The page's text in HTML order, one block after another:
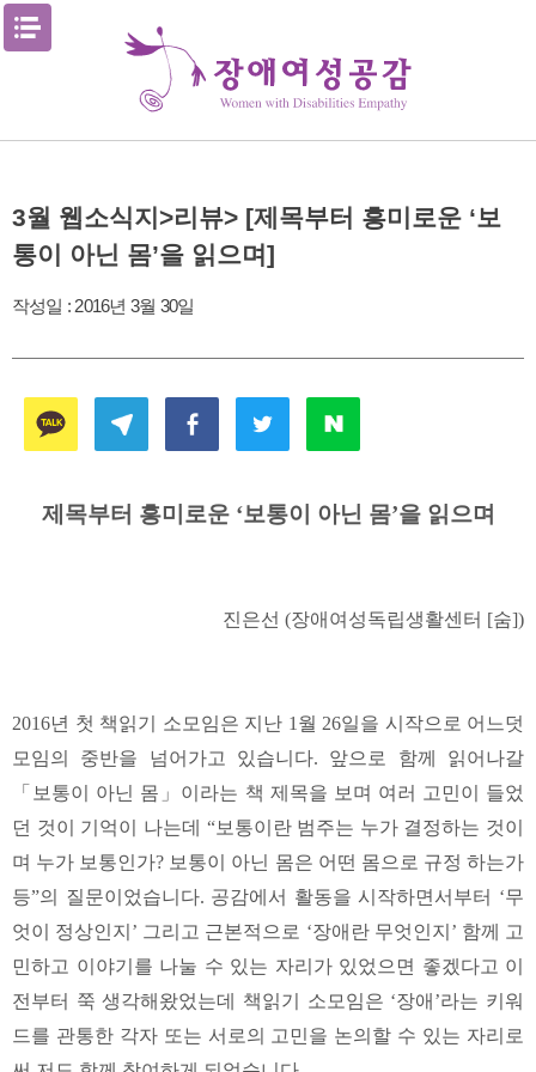
Skip
3월 웹소식지>리뷰> [제목부터 흥미로운 ‘보
통이 아닌 몸’을 읽으며]
작성일 : 2016년 3월 30일
제목부터 흥미로운 ‘보통이 아닌 몸’을 읽으며
진은선 (장애여성독립생활센터 [숨])
2016년 첫 책읽기 소모임은 지난 1월 26일을 시작으로 어느덧
모임의 중반을 넘어가고 있습니다. 앞으로 함께 읽어나갈
「보통이 아닌 몸」이라는 책 제목을 보며 여러 고민이 들었
던 것이 기억이 나는데 “보통이란 범주는 누가 결정하는 것이
며 누가 보통인가? 보통이 아닌 몸은 어떤 몸으로 규정 하는가
등”의 질문이었습니다. 공감에서 활동을 시작하면서부터 ‘무
엇이 정상인지’ 그리고 근본적으로 ‘장애란 무엇인지’ 함께 고
민하고 이야기를 나눌 수 있는 자리가 있었으면 좋겠다고 이
전부터 쭉 생각해왔었는데 책읽기 소모임은 ‘장애’라는 키워
드를 관통한 각자 또는 서로의 고민을 논의할 수 있는 자리로